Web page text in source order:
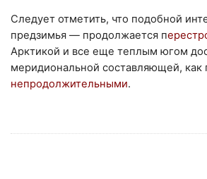
Следует отметить, что подобной
предзимья ― продолжается п
Арктикой и все еще теплым югом
меридиональной составляющей, как
непродолжительными.